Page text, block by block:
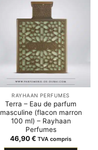
RAYHAAN PERFUMES
Terra – Eau de parfum
masculine (flacon marron
100 ml) – Rayhaan
Perfumes
46,90€ TVA compris